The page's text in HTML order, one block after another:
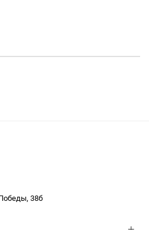
38б